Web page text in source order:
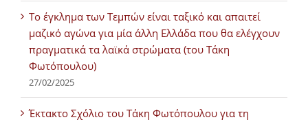
Tο έγκλημα των Τεμπών είναι ταξικό και απαιτεί
μαζικό αγώνα για μία άλλη Ελλάδα που θα ελέγχουν
πραγματικά τα λαϊκά στρώματα (του Τάκη
Φωτόπουλου)
27/02/2025
Έκτακτο Σχόλιο του Τάκη Φωτόπουλου για τη